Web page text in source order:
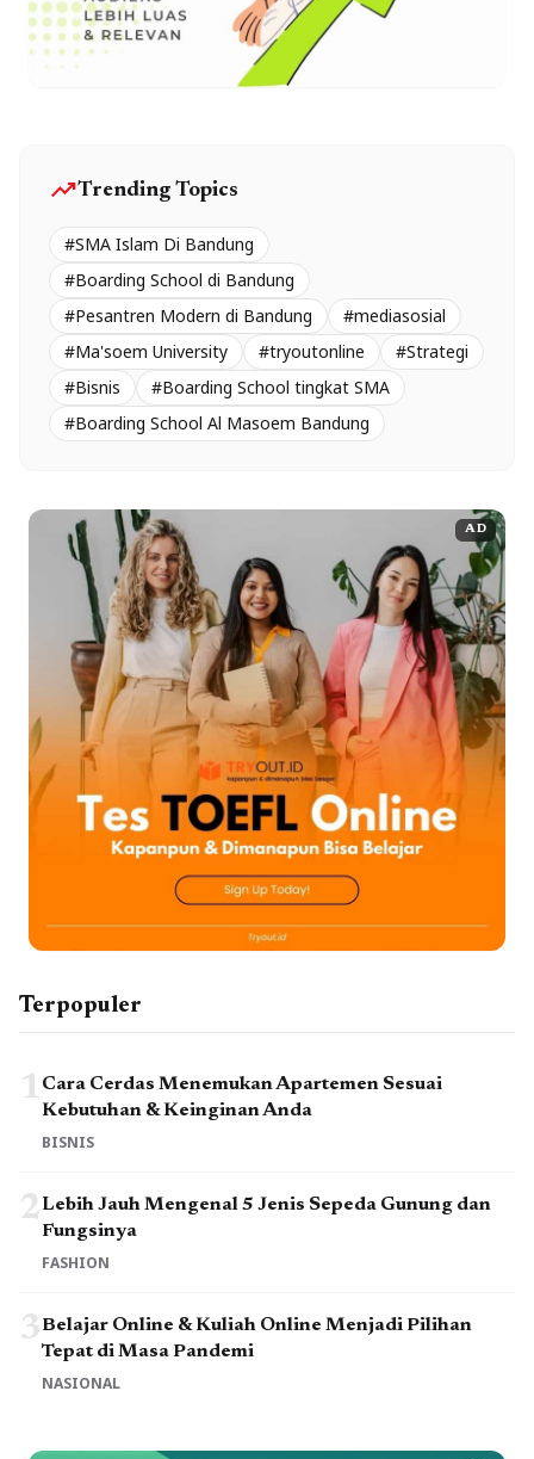
trending_upTrending Topics
#SMA Islam Di Bandung
#Boarding School di Bandung
#Pesantren Modern di Bandung
#mediasosial
#Ma'soem University
#tryoutonline
#Strategi
#Bisnis
#Boarding School tingkat SMA
#Boarding School Al Masoem Bandung
AD
Terpopuler
1 Cara Cerdas Menemukan Apartemen Sesuai
Kebutuhan & Keinginan Anda
BISNIS
2Lebih Jauh Mengenal 5 Jenis Sepeda Gunung dan
Fungsinya
FASHION
3Belajar Online & Kuliah Online Menjadi Pilihan
Tepat di Masa Pandemi
NASIONAL